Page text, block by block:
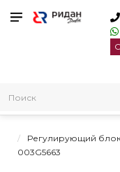
Регуляторы
Регулирующий блок
003G5663